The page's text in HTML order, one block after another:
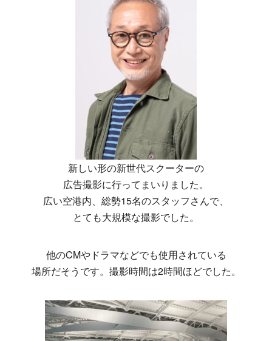
新しい形の新世代スクーターの
広告撮影に行ってまいりました。
広い空港内、総勢15名のスタッフさんで、
とても大規模な撮影でした。
他のCMやドラマなどでも使用されている
場所だそうです。撮影時間は2時間ほどでした。